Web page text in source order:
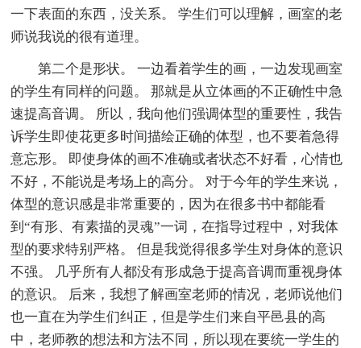
一下表面的东西，没关系。 学生们可以理解，画室的老
师说我说的很有道理。
第二个是形状。 一边看着学生的画，一边发现画室
的学生有同样的问题。 那就是从立体画的不正确性中急
速提高音调。 所以，我向他们强调体型的重要性，我告
诉学生即使花更多时间描绘正确的体型，也不要着急得
意忘形。 即使身体的画不准确或者状态不好看，心情也
不好，不能说是考场上的高分。 对于今年的学生来说，
体型的意识感是非常重要的，因为在很多书中都能看
到“有形、有素描的灵魂”一词，在指导过程中，对我体
型的要求特别严格。 但是我觉得很多学生对身体的意识
不强。 几乎所有人都没有形成急于提高音调而重视身体
的意识。 后来，我想了解画室老师的情况，老师说他们
也一直在为学生们纠正，但是学生们来自平邑县的高
中，老师教的想法和方法不同，所以现在要统一学生的